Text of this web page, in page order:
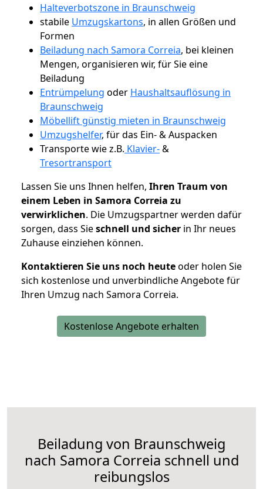
Halteverbotszone in Braunschweig
stabile Umzugskartons, in allen Größen und
Formen
Beiladung nach Samora Correia, bei kleinen
Mengen, organisieren wir, für Sie eine
Beiladung
Entrümpelung oder Haushaltsauflösung in
Braunschweig
Möbellift günstig mieten in Braunschweig
Umzugshelfer, für das Ein- & Auspacken
Transporte wie z.B. Klavier-&
Tresortransport
Lassen Sie uns Ihnen helfen, Ihren Traum von
einem Leben in Samora Correia zu
verwirklichen. Die Umzugspartner werden dafür
sorgen, dass Sieschnell und sicher in Ihr neues
Zuhause einziehen können.
Kontaktieren Sie uns noch heuteoder holen Sie
sich kostenlose und unverbindliche Angebote für
Ihren Umzug nach Samora Correia.
Kostenlose Angebote erhalten
Beiladung von Braunschweig
nach Samora Correia schnell und
reibungslos